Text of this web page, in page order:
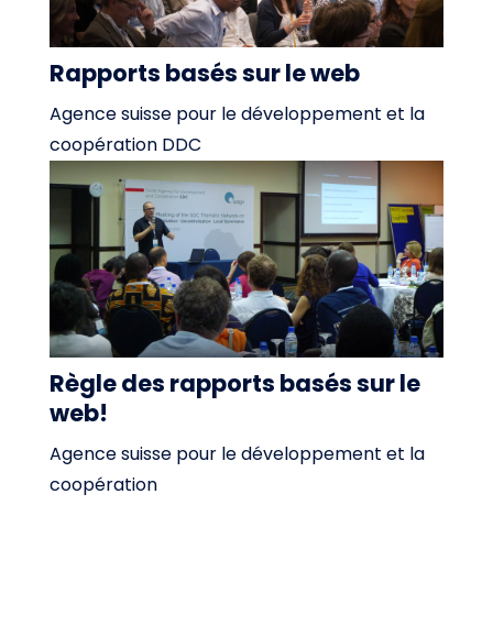
Rapports basés sur le web
Agence suisse pour le développement et la
coopération DDC
Règle des rapports basés sur le
web!
Agence suisse pour le développement et la
coopération